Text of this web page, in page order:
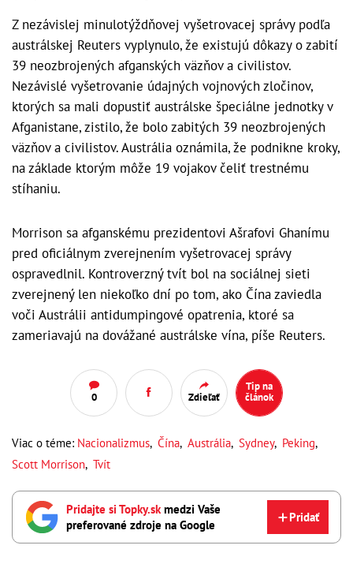
Z nezávislej minulotýždňovej vyšetrovacej správy podľa
austrálskej Reuters vyplynulo, že existujú dôkazy o zabití
39 neozbrojených afganských väzňov a civilistov.
Nezávislé vyšetrovanie údajných vojnových zločinov,
ktorých sa mali dopustiť austrálske špeciálne jednotky v
Afganistane, zistilo, že bolo zabitých 39 neozbrojených
väzňov a civilistov. Austrália oznámila, že podnikne kroky,
na základe ktorým môže 19 vojakov čeliť trestnému
stíhaniu.
Morrison sa afganskému prezidentovi Ašrafovi Ghanímu
pred oficiálnym zverejnením vyšetrovacej správy
ospravedlnil. Kontroverzný tvít bol na sociálnej sieti
zverejnený len niekoľko dní po tom, ako Čína zaviedla
voči Austrálii antidumpingové opatrenia, ktoré sa
zameriavajú na dovážané austrálske vína, píše Reuters.
0 Zdieľať
Tip na
článok
Viac o téme: Nacionalizmus, Čína, Austrália, Sydney, Peking,
Scott Morrison, Tvít
Pridajte si Topky.sk medzi Vaše
preferované zdroje na Google
Pridať